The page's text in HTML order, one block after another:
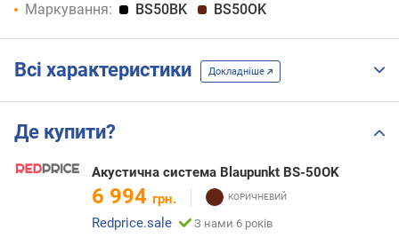
Маркування:
BS50BK BS50OK
Всі характеристики Докладніше
Де купити?
Акустична система Blaupunkt BS-50OK
6 994 грн.
Redprice.sale
З нами 6 років